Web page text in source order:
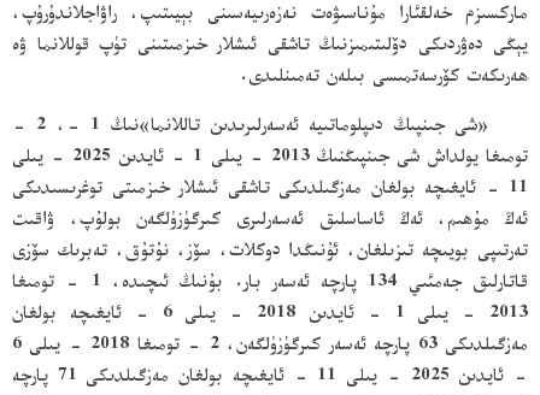
ماركسىزم خەلقئارا مۇناسىۋەت نەزەرىيەسىنى بېيىتىپ، راۋاجلاندۇرۇپ،
يېڭى دەۋردىكى دۆلىتىمىزنىڭ تاشقى ئىشلار خىزمىتىنى تۈپ قوللانما ۋە
ھەرىكەت كۆرسەتمىسى بىلەن تەمىنلىدى.
«شى جىنپىڭ دىپلوماتىيە ئەسەرلىرىدىن تاللانما»نىڭ 1 -، 2 -
تومىغا يولداش شى جىنپىڭنىڭ 2013 - يىلى 1 - ئايدىن 2025 - يىلى
11 - ئايغىچە بولغان مەزگىلدىكى تاشقى ئىشلار خىزمىتى توغرىسىدىكى
ئەڭ مۇھىم، ئەڭ ئاساسلىق ئەسەرلىرى كىرگۈزۈلگەن بولۇپ، ۋاقىت
تەرتىپى بويىچە تىزىلغان، ئۇنىڭدا دوكلات، سۆز، نۇتۇق، تەبرىك سۆزى
قاتارلىق جەمئىي 134 پارچە ئەسەر بار. بۇنىڭ ئىچىدە، 1 - تومىغا
2013 - يىلى 1 - ئايدىن 2018 - يىلى 6 - ئايغىچە بولغان
مەزگىلدىكى 63 پارچە ئەسەر كىرگۈزۈلگەن، 2 - تومىغا 2018 - يىلى 6
- ئايدىن 2025 - يىلى 11 - ئايغىچە بولغان مەزگىلدىكى 71 پارچە